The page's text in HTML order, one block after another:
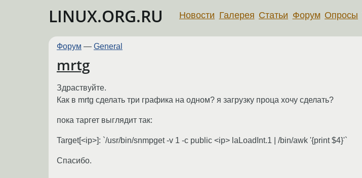
LINUX.ORG.RU Новости Галерея Статьи Форум Опросы
Форум — General
mrtg
Здраствуйте.
Как в mrtg сделать три графика на одном? я загрузку проца хочу сделать?
пока таргет выглядит так:
Target[<ip>]: `/usr/bin/snmpget -v 1 -c public <ip> laLoadInt.1 | /bin/awk '{print $4}'`
Спасибо.